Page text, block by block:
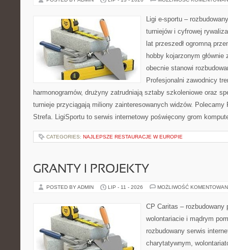
Ligi e-sportu –
turniejów i cyfrowej
lat przeszedł ogromną
hobby kojarzonym
obecnie stanowi
Profesjonalni zawodnicy
harmonogramów, drużyny zatrudniają sztaby szkoleniowe oraz
turnieje przyciągają miliony zainteresowanych widzów.
Strefa. LigiSportu to serwis internetowy poświęcony grom
CATEGORIES: NAJLEPSZE RESTAURACJE W EUROPIE
GRANTY I PROJEKTY
POSTED BY ADMIN LIP - 11 - 2026 MOŻLIWOŚĆ
CP Caritas – rozbudowany
wolontariacie i mądrym
rozbudowany serwis
charytatywnym,